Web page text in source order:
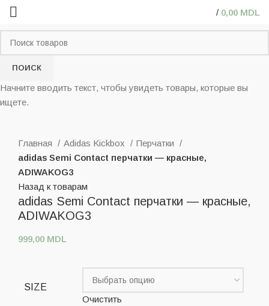
/ 0,00 MDL
Главная
Adidas Kickbox
Перчатки
adidas Semi Contact перчатки — красные,
ADIWAKOG3
Назад к товарам
adidas Semi Contact перчатки — красные,
ADIWAKOG3
999,00 MDL
SIZE
Очистить
ПОИСК
Начните вводить текст, чтобы увидеть товары, которые вы
ищете.